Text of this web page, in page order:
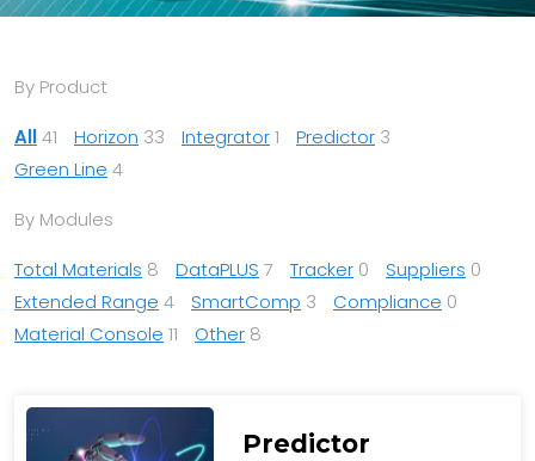
By Product
All41 Horizon 33 Integrator1 Predictor 3
Green Line 4
By Modules
Total Materials 8 DataPLUS 7 Tracker 0 Suppliers 0
Extended Range 4 SmartComp 3 Compliance 0
Material Console 11 Other 8
Predictor